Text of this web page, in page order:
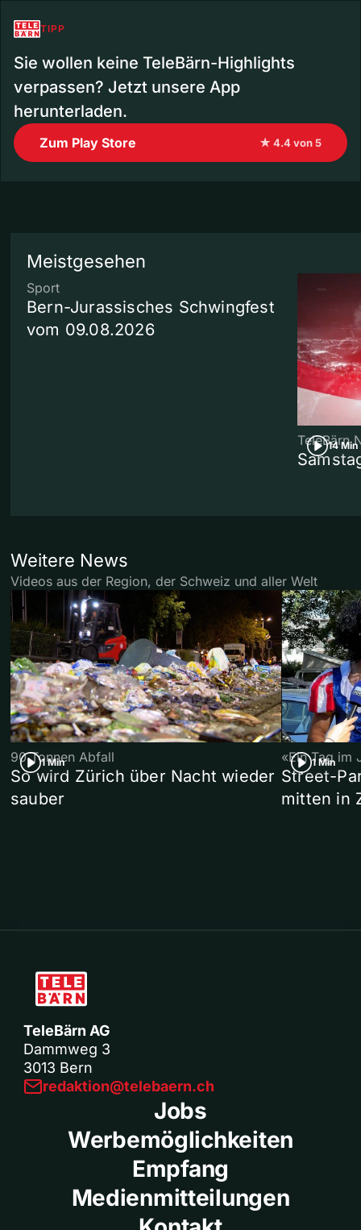
TIPP
Sie wollen keine TeleBärn-Highlights
verpassen? Jetzt unsere App
herunterladen.
Zum Play Store ★ 4.4 von 5
Meistgesehen
Sport
Bern-Jurassisches Schwingfest
vom 09.08.2026
14 Min
TeleBärn
Weitere News
Videos aus der Region, der Schweiz und aller Welt
1 Min
90 Tonnen Abfall
So wird Zürich über Nacht wieder
sauber
1 Min
«Ein Tag im
Street-
mitten in
TeleBärn AG
Dammweg 3
3013 Bern
redaktion@telebaern.ch
Jobs
Werbemöglichkeiten
Empfang
Medienmitteilungen